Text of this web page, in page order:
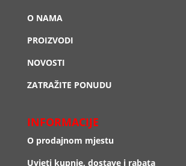
O NAMA
PROIZVODI
NOVOSTI
ZATRAŽITE PONUDU
INFORMACIJE
O prodajnom mjestu
Uvjeti kupnje, dostave i rabata